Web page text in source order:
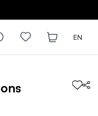
EN